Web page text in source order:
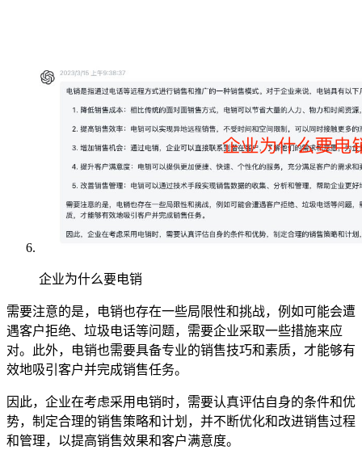
企业为什么要电销
需要注意的是，电销也存在一些局限性和挑战，例如可能会遭
遇客户拒绝、垃圾电话等问题，需要企业采取一些措施来应
对。此外，电销也需要具备专业的销售技巧和素质，才能够有
效地吸引客户并完成销售任务。
因此，企业在考虑采用电销时，需要认真评估自身的条件和优
势，制定合理的销售策略和计划，并不断优化和改进销售过程
和管理，以提高销售效果和客户满意度。